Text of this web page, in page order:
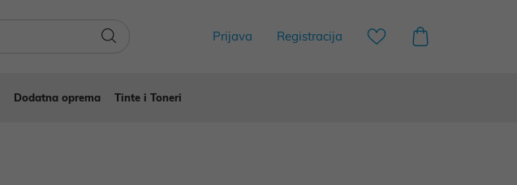
Registracija
Prijava
Dodatna oprema Tinte i Toneri